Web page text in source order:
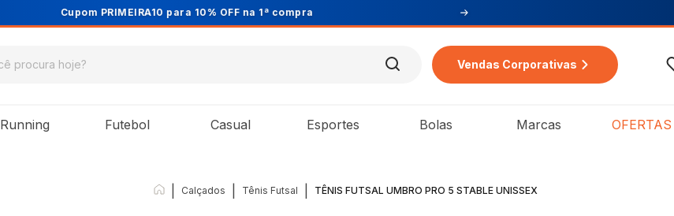
Cupom PRIMEIRA10 para 10% OFF na 1ª compra
Vendas Corporativas
Running Futebol Casual Esportes Bolas Marcas OFERTAS
Calçados Tênis Futsal TÊNIS FUTSAL UMBRO PRO 5 STABLE UNISSEX